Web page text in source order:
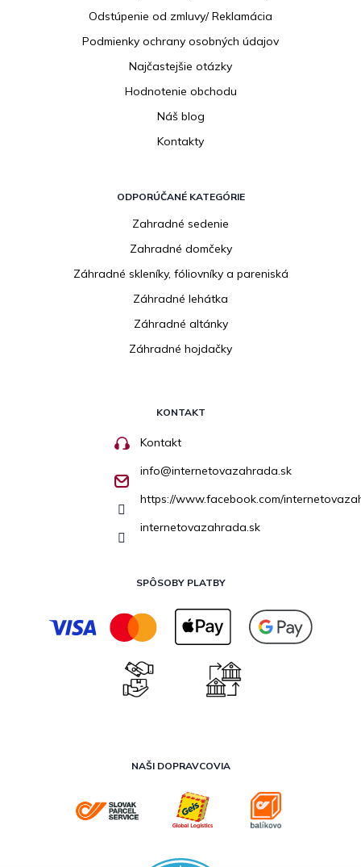
Odstúpenie od zmluvy/ Reklamácia
Podmienky ochrany osobných údajov
Najčastejšie otázky
Hodnotenie obchodu
Náš blog
Kontakty
ODPORÚČANÉ KATEGÓRIE
Zahradné sedenie
Zahradné domčeky
Záhradné skleníky, fóliovníky a pareniská
Záhradné lehátka
Záhradné altánky
Záhradné hojdačky
KONTAKT
Kontakt
info@internetovazahrada.sk
https://www.facebook.com/
internetovazahrada.sk
SPÔSOBY PLATBY
NAŠI DOPRAVCOVIA